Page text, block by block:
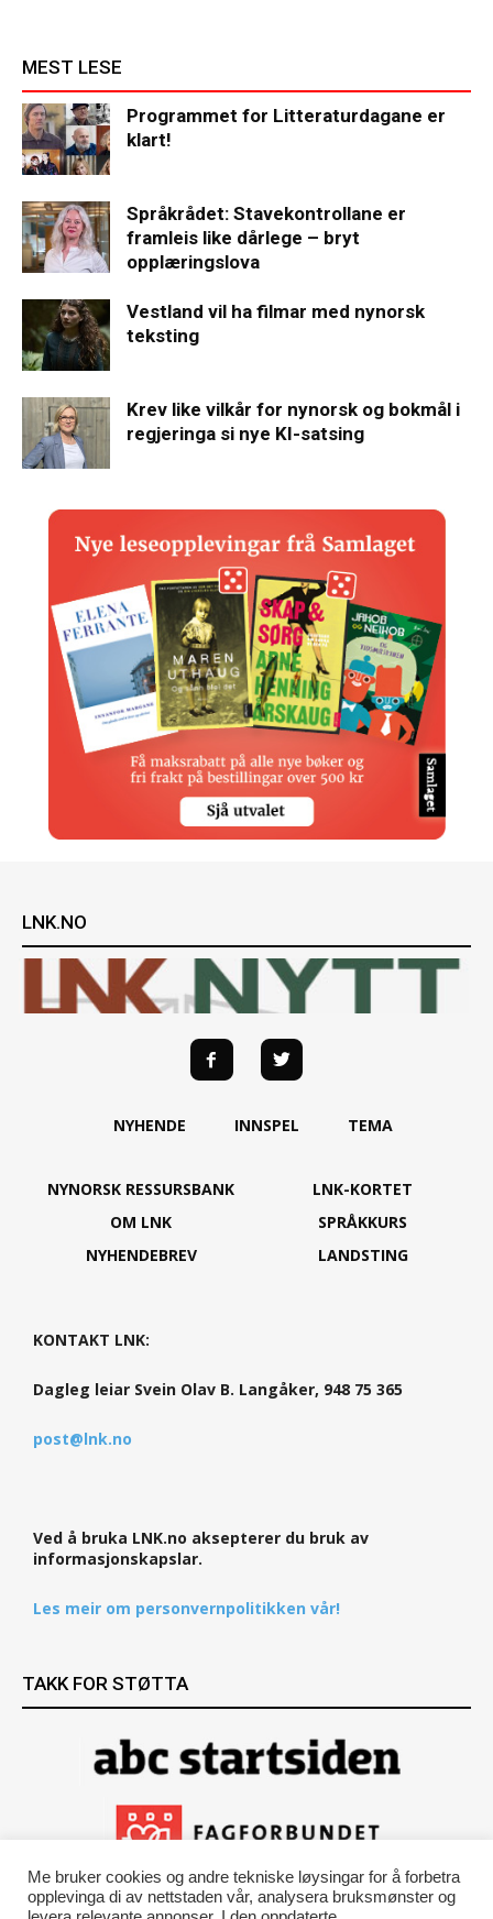
MEST LESE
Programmet for Litteraturdagane er
klart!
Språkrådet: Stavekontrollane er
framleis like dårlege – bryt
opplæringslova
Vestland vil ha filmar med nynorsk
teksting
Krev like vilkår for nynorsk og bokmål i
regjeringa si nye KI-satsing
LNK.NO
NYHENDE INNSPEL TEMA
NYNORSK RESSURSBANK
OM LNK
NYHENDEBREV
LNK-KORTET
SPRÅKKURS
LANDSTING
KONTAKT LNK:
Dagleg leiar Svein Olav B. Langåker, 948 75 365
post@lnk.no
Ved å bruka LNK.no aksepterer du bruk av
informasjonskapslar.
Les meir om personvernpolitikken vår!
TAKK FOR STØTTA
Me bruker cookies og andre tekniske løysingar for å forbetra
opplevinga di av nettstaden vår, analysera bruksmønster og